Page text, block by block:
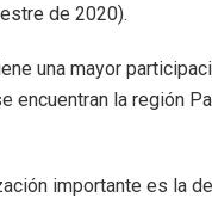
de 2020).
una mayor
encuentran la región
importante es la